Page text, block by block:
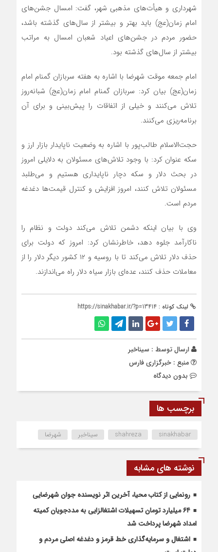
شهرداری و هیأت‌های مذهبی شهر، گفت: امسال جشن‌های
امام زمان(عج) باید بهتر و بیشتر از سال‌های گذشته باشد،
حضور مردم در جشن‌های اعیاد شعبان امسال به مراتب
بیشتر از سال‌های گذشته بود.
امام جمعه موقت شهرضا با اشاره به هفته سربازان گمنام امام
زمان(عج) بیان کرد: سربازان گمنام امام زمان(عج) شبانه‌روز
تلاش می‌کنند و خیلی از اتفاقات را پیش‌بینی و برای آن
برنامه‌ریزی می‌کنند.
حجت‌الاسلام طالب‌پور با اشاره به وضعیت ناپایدار بازار ارز و
سکه عنوان کرد: با وجود تلاش‌های مسئولان به دلایلی امروز
در بحث دلار و سکه دچار ناپایداری هستیم و می‌طلبد
مسئولان تلاش کنند، امروز افزایش و کنترل قیمت‌ها دغدغه
مردم است.
وی با بیان اینکه دشمن تلاش می‌کند دولت و نظام را
ناکارآمد جلوه دهد، خاطرنشان کرد: امروز که دولت برای
حذف دلار تلاش می‌کند تا با روسیه و ۱۲ کشور دیگر دلار را از
معاملات حذف کنند، عده‌ای بازار سیاه دلار راه می‌اندازند.
لینک کوتاه : https://sinakhabar.ir/?p=13414
ارسال توسط : سیناخبر
منبع : خبرگزاری فارس
بدون دیدگاه
برچسب ها
shahreza sinakhabar سیناخبر شهرضا
نوشته های مشابه
رونمایی از کتاب محیا، آخرین اثر نویسنده جوان شهرضایی
۶۴ میلیارد تومان تسهیلات اشتغالزایی به مددجویان کمیته
امداد شهرضا پرداخت شد
اشتغال و سرمایه‌گذاری خط قرمز و دغدغه اصلی مردم و